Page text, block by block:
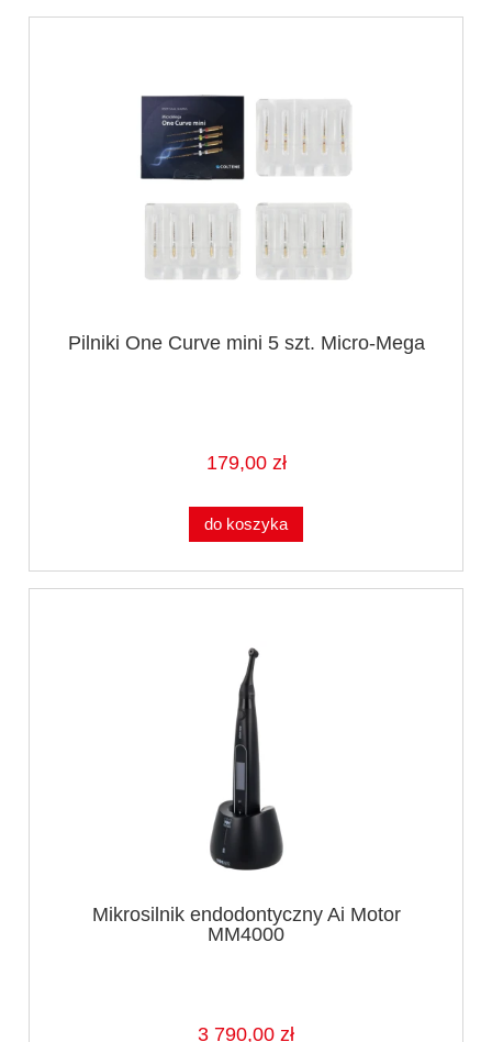
Pilniki One Curve mini 5 szt. Micro-Mega
179,00 zł
do koszyka
Mikrosilnik endodontyczny Ai Motor
MM4000
3 790,00 zł